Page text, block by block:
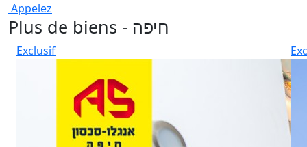
Appelez
Plus de biens - חיפה
Exclusif